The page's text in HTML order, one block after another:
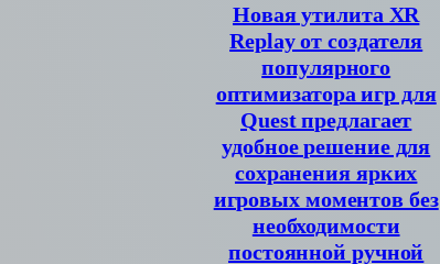
Новая утилита XR
Replay от создателя
популярного
оптимизатора игр для
Quest предлагает
удобное решение для
сохранения ярких
игровых моментов без
необходимости
постоянной ручной